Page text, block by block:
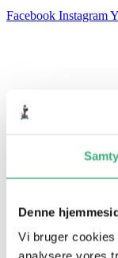
Denne
Vi bruger
Facebook Instagram